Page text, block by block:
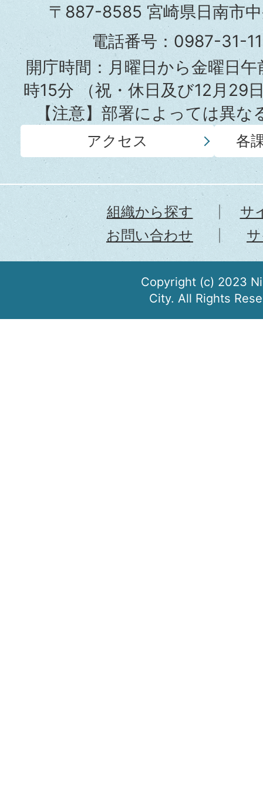
市
役
所
〒887-8585 宮崎県日南市
電話番号：0987-31-
開庁時間：月曜日から金曜日
時15分（祝・休日及び12月29
【注意】部署によっては異
アクセス 各
組織から探す
サ
お問い合わせ
Copyright (c) 2023
City. All Rights